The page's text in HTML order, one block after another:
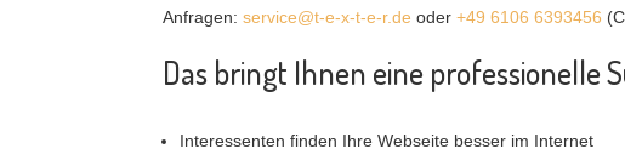
Anfragen:service@t-e-x-t-e-r.de oder+49 6106 6393456
Das bringt Ihnen eine professionelle
Interessenten finden Ihre Webseite besser im Internet